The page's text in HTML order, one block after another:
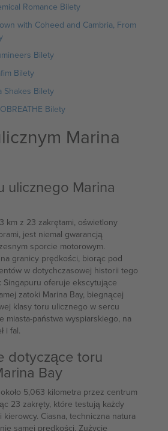
Romance Bilety
with Coheed and Cambria, From
Bilety
Bilety
Shakes Bilety
Bilety
Marina
ulicznego Marina
km z 23 zakrętami, oświetlony
jest niemal gwarancją
sporcie motorowym.
granicy prędkości, biorąc pod
w dotychczasowej historii tego
Singapuru oferuje ekscytujące
zatoki Marina Bay, biegnącej
klasy toru ulicznego w sercu
miasta-państwa wyspiarskiego, na
i fal.
dotyczące toru
Bay
5,063 kilometra przez centrum
23 zakręty, które testują każdy
Ciasna, techniczna natura
samej prędkości. Zużycie